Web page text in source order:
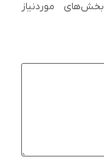
بخش‌های موردنیاز